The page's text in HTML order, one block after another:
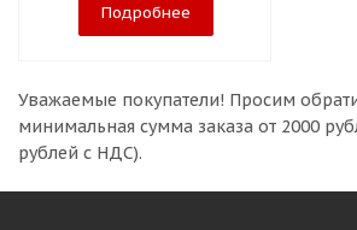
Подробнее
Уважаемые покупатели! Просим
минимальная сумма заказа от 2000
рублей с НДС).